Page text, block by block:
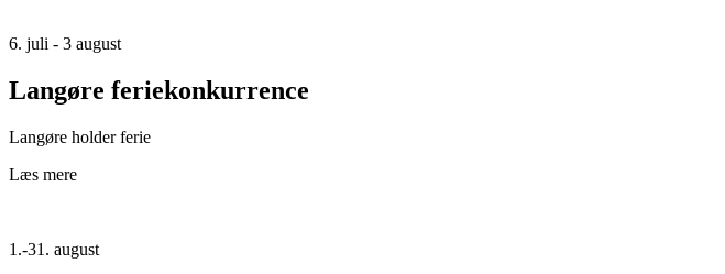
6. juli - 3 august
Langøre feriekonkurrence
Langøre holder ferie
Læs mere
1.-31. august